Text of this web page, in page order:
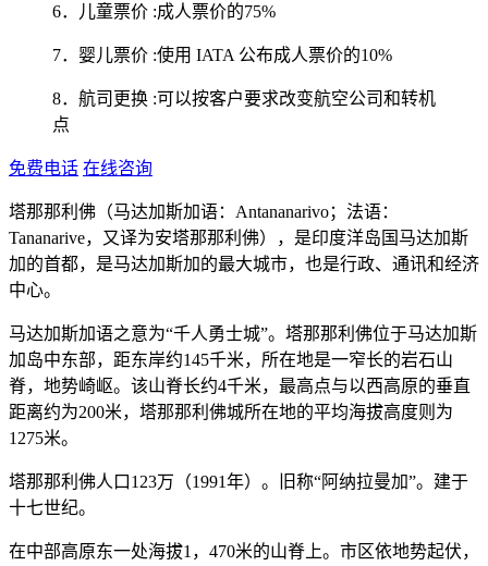
6．儿童票价 :成人票价的75%
7．婴儿票价 :使用 IATA 公布成人票价的10%
8．航司更换 :可以按客户要求改变航空公司和转机
点
免费电话 在线咨询
塔那那利佛（马达加斯加语：Antananarivo；法语：
Tananarive，又译为安塔那那利佛），是印度洋岛国马达加斯
加的首都，是马达加斯加的最大城市，也是行政、通讯和经济
中心。
马达加斯加语之意为“千人勇士城”。塔那那利佛位于马达加斯
加岛中东部，距东岸约145千米，所在地是一窄长的岩石山
脊，地势崎岖。该山脊长约4千米，最高点与以西高原的垂直
距离约为200米，塔那那利佛城所在地的平均海拔高度则为
1275米。
塔那那利佛人口123万（1991年）。旧称“阿纳拉曼加”。建于
十七世纪。
在中部高原东一处海拔1，470米的山脊上。市区依地势起伏，